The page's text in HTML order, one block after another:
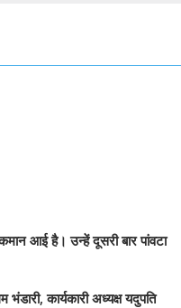
आई है। उन्हें दूसरी बार पांवटा
कार्यकारी अध्यक्ष यदुपति